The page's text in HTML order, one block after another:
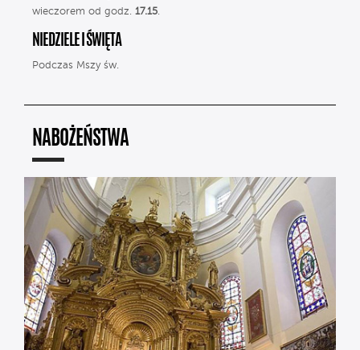
wieczorem od godz. 17.15
NIEDZIELE I ŚWIĘTA
Podczas Mszy św.
NABOŻEŃSTWA